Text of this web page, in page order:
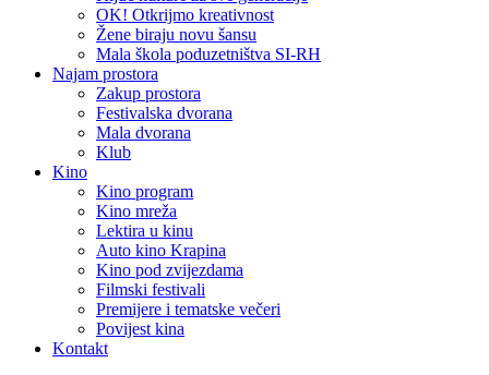
OK! Otkrijmo kreativnost
Žene biraju novu šansu
Mala škola poduzetništva SI-RH
Najam prostora
Zakup prostora
Festivalska dvorana
Mala dvorana
Klub
Kino
Kino program
Kino mreža
Lektira u kinu
Auto kino Krapina
Kino pod zvijezdama
Filmski festivali
Premijere i tematske večeri
Povijest kina
Kontakt